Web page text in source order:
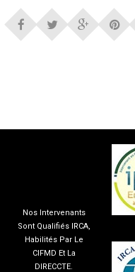
Nos Intervenants
Sont Qualifiés IRCA,
Habilités Par Le
CIFMD Et La
DIRECCTE.